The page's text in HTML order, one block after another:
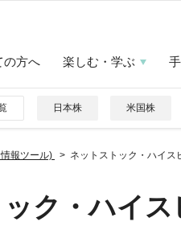
の方へ 楽しむ・学ぶ
日本株 米国株
報ツール) ネットストック・ハイス
ク・ハイス